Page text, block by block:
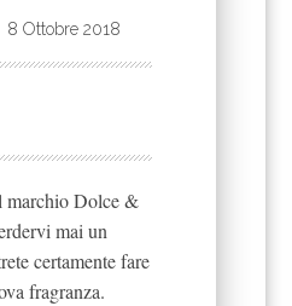
8 Ottobre 2018
marchio Dolce &
mai un
certamente fare
fragranza.